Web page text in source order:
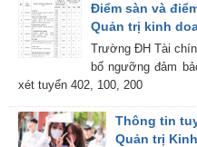
Điểm sàn và
Quản trị kinh
Trường ĐH Tài
bố ngưỡng đảm
xét tuyển 402, 100, 200
Thông tin
Quản trị